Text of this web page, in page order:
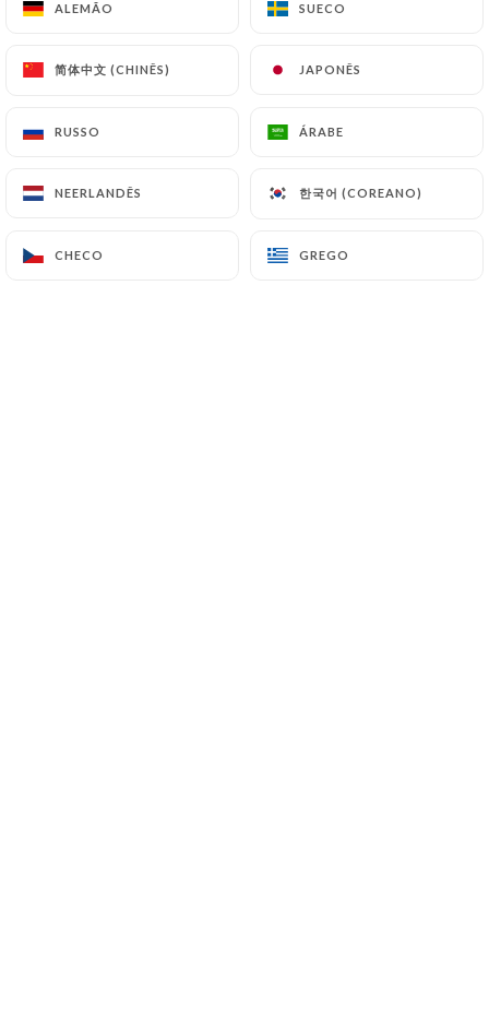
ALEMÃO SUECO
简体中文 (CHINÊS) JAPONÊS
RUSSO ÁRABE
NEERLANDÊS 한국어 (COREANO)
CHECO GREGO
ALEMÃO SUECO
简体中文 (CHINÊS) JAPONÊS
RUSSO ÁRABE
NEERLANDÊS 한국어 (COREANO)
CHECO GREGO